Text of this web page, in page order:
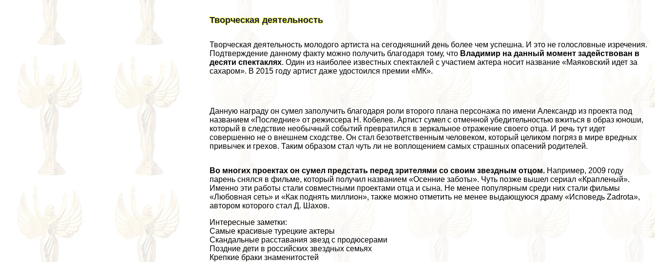
Творческая деятельность
Творческая деятельность молодого артиста на сегодняшний день более чем успешна. И это не голословные изречения.
Подтверждение данному факту можно получить благодаря тому, что Владимир на данный момент задействован в
десяти спектаклях. Один из наиболее известных спектаклей с участием актера носит название «Маяковский идет за
сахаром». В 2015 году артист даже удостоился премии «МК».
Данную награду он сумел заполучить благодаря роли второго плана персонажа по имени Александр из проекта под
названием «Последние» от режиссера Н. Кобелев. Артист сумел с отменной убедительностью вжиться в образ юноши,
который в следствие необычный событий превратился в зеркальное отражение своего отца. И речь тут идет
совершенно не о внешнем сходстве. Он стал безответственным человеком, который целиком погряз в мире вредных
привычек и грехов. Таким образом стал чуть ли не воплощением самых страшных опасений родителей.
Во многих проектах он сумел предстать перед зрителями со своим звездным отцом. Например, 2009 году
парень снялся в фильме, который получил названием «Осенние заботы». Чуть позже вышел сериал «Крапленый».
Именно эти работы стали совместными проектами отца и сына. Не менее популярным среди них стали фильмы
«Любовная сеть» и «Как поднять миллион», также можно отметить не менее выдающуюся драму «Исповедь Zadrota»,
автором которого стал Д. Шахов.
Интересные заметки:
Самые красивые турецкие актеры
Скандальные расставания звезд с продюсерами
Поздние дети в российских звездных семьях
Крепкие бpaки знаменитостей